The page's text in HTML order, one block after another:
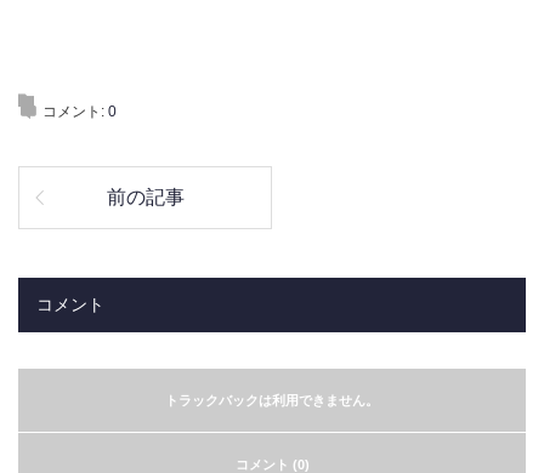
コメント: 0
前の記事
コメント
トラックバックは利用できません。
コメント (0)